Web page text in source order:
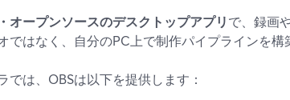
オープンソースのデスクトップアプリで、録画
ではなく、自分のPC上で制作パイプラインを構
では、OBSは以下を提供します：